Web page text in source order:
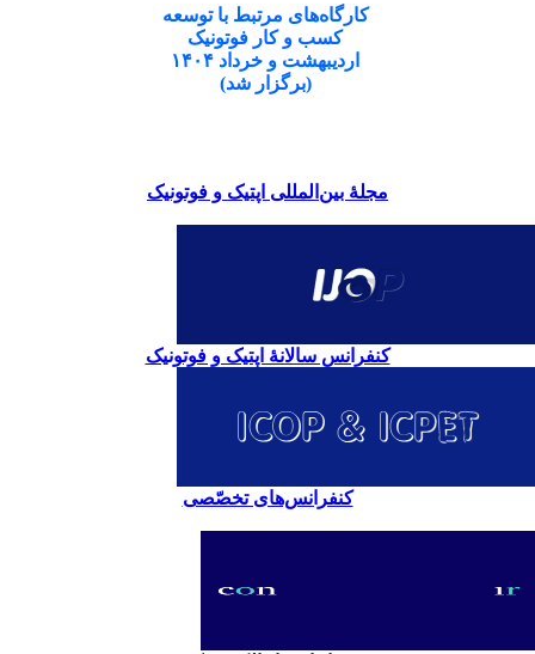
کارگاه‌های مرتبط با توسعه
کسب و کار فوتونیک
اردیبهشت و خرداد ۱۴۰۴
(برگزار شد)
مجلۀ بین‌المللی اپتیک و فوتونیک
کنفرانس سالانۀ اپتیک و فوتونیک
کنفرانس‌های تخصّصی